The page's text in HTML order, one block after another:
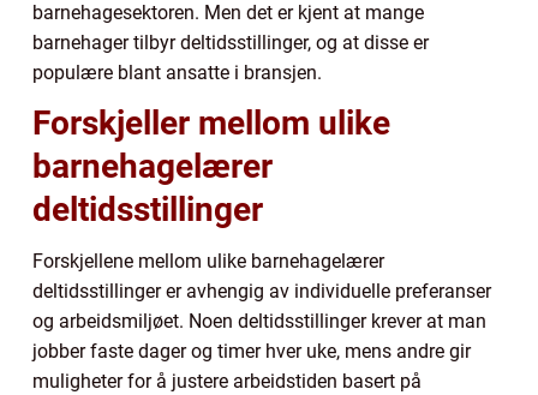
barnehagesektoren. Men det er kjent at mange
barnehager tilbyr deltidsstillinger, og at disse er
populære blant ansatte i bransjen.
Forskjeller mellom ulike
barnehagelærer
deltidsstillinger
Forskjellene mellom ulike barnehagelærer
deltidsstillinger er avhengig av individuelle preferanser
og arbeidsmiljøet. Noen deltidsstillinger krever at man
jobber faste dager og timer hver uke, mens andre gir
muligheter for å justere arbeidstiden basert på